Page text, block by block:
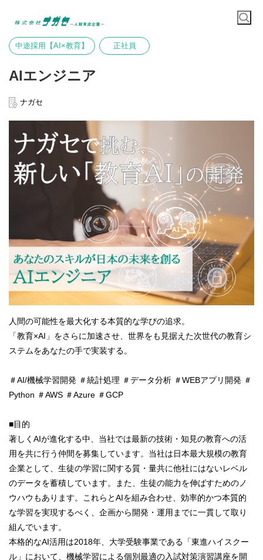
中途採用【AI×教育】 正社員
AIエンジニア
ナガセ
人間の可能性を最大化する本質的な学びの追求。
「教育×AI」をさらに加速させ、世界をも見据えた次世代の教育シ
ステムをあなたの手で実装する。
＃AI/機械学習開発 ＃統計処理 ＃データ分析 ＃WEBアプリ開発 ＃
Python ＃AWS ＃Azure ＃GCP
■目的
著しくAIが進化する中、当社では最新の技術・知見の教育への活
用を共に行う仲間を募集しています。当社は日本最大規模の教育
企業として、生徒の学習に関する質・量共に他社にはないレベル
のデータを蓄積しています。また、生徒の能力を伸ばすためのノ
ウハウもあります。これらとAIを組み合わせ、効率的かつ本質的
な学習を実現するべく、企画から開発・運用までに一貫して取り
組んでいます。
本格的なAI活用は2018年、大学受験事業である「東進ハイスクー
ル」において、機械学習による個別最適の入試対策演習講座を開